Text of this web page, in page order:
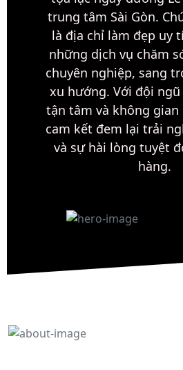
trung tâm Sài Gòn.
là địa chỉ làm đẹp uy
những dịch vụ chăm
chuyên nghiệp, sang
xu hướng. Với đội
tận tâm và không
cam kết đem lại trải
và sự hài lòng tuyệt
hàng.